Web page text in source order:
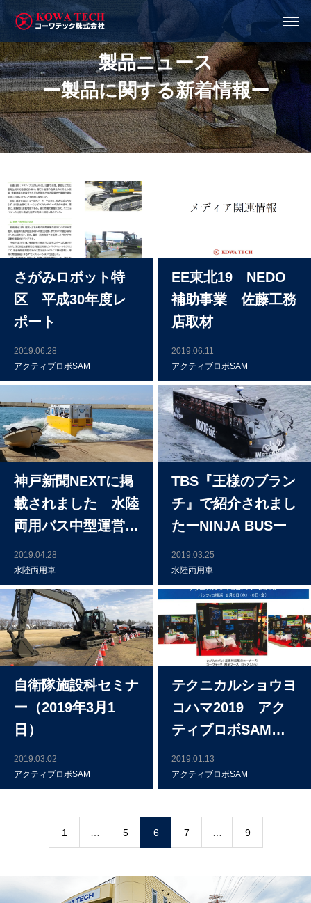
製品ニュース
ー製品に関する新着情報ー
さがみロボット特
区 平成30年度レ
ポート
2019.06.28
アクティブロボSAM
EE東北19 NEDO
補助事業 佐藤工務
店取材
2019.06.11
アクティブロボSAM
神戸新聞NEXTに掲
載されました 水陸
両用バス中型運営情
報
2019.04.28
水陸両用車
TBS『王様のブラン
チ』で紹介されまし
たーNINJA BUSー
2019.03.25
水陸両用車
自衛隊施設科セミナ
ー（2019年3月1
日）
2019.03.02
アクティブロボSAM
テクニカルショウヨ
コハマ2019 アク
ティブロボSAM出
展
2019.01.13
アクティブロボSAM
1 5 6 7 9